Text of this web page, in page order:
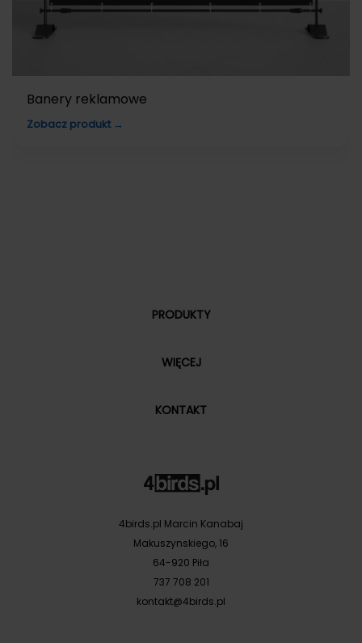
Banery reklamowe
Zobacz produkt →
PRODUKTY
WIĘCEJ
KONTAKT
4birds.pl Marcin Kanabaj
Makuszynskiego, 16
64-920 Piła
737 708 201
kontakt@4birds.pl